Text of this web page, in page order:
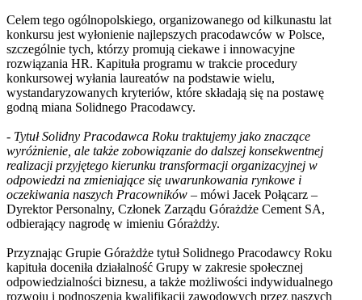
Celem tego ogólnopolskiego, organizowanego od kilkunastu lat
konkursu jest wyłonienie najlepszych pracodawców w Polsce,
szczególnie tych, którzy promują ciekawe i innowacyjne
rozwiązania HR. Kapituła programu w trakcie procedury
konkursowej wyłania laureatów na podstawie wielu,
wystandaryzowanych kryteriów, które składają się na postawę
godną miana Solidnego Pracodawcy.
- Tytuł Solidny Pracodawca Roku traktujemy jako znaczące
wyróżnienie, ale także zobowiązanie do dalszej konsekwentnej
realizacji przyjętego kierunku transformacji organizacyjnej w
odpowiedzi na zmieniające się uwarunkowania rynkowe i
oczekiwania naszych Pracowników – mówi Jacek Połącarz –
Dyrektor Personalny, Członek Zarządu Górażdże Cement SA,
odbierający nagrodę w imieniu Górażdży.
Przyznając Grupie Górażdże tytuł Solidnego Pracodawcy Roku
kapituła doceniła działalność Grupy w zakresie społecznej
odpowiedzialności biznesu, a także możliwości indywidualnego
rozwoju i podnoszenia kwalifikacji zawodowych przez naszych